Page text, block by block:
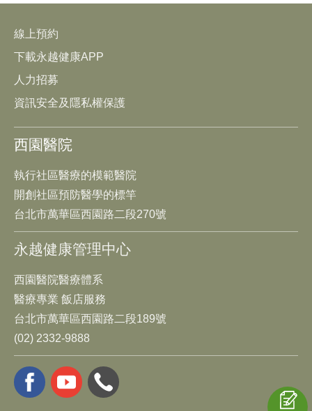
線上預約
下載永越健康APP
人力招募
資訊安全及隱私權保護
西園醫院
執行社區醫療的模範醫院
開創社區預防醫學的標竿
台北市萬華區西園路二段270號
永越健康管理中心
西園醫院醫療體系
醫療專業 飯店服務
台北市萬華區西園路二段189號
(02) 2332-9888